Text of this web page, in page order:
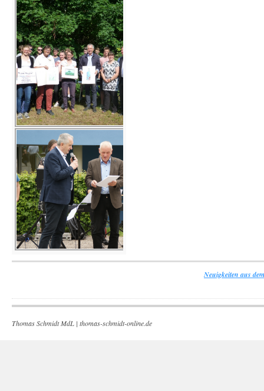
Neuigkeiten aus
Thomas Schmidt MdL | thomas-schmidt-online.de